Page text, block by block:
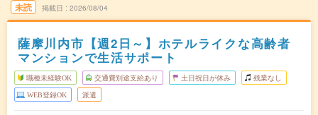
未読 掲載日 2026/08/04
薩摩川内市【週2日～】ホテルライクな高齢者
マンションで生活サポート
職種未経験OK 交通費別途支給あり 土日祝日が休み 残業なし
WEB登録OK 派遣